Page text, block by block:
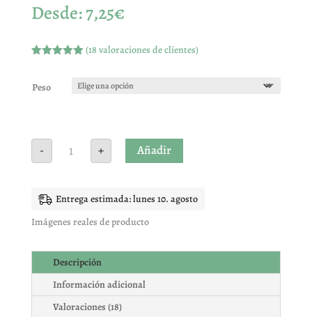
Desde:7,25€
5 en base
a
(18 valoraciones de clientes)
Peso
-
Lacasitos
cantidad + Añadir
Entrega estimada: lunes 10. agosto
Imágenes reales de producto
Descripción
Información adicional
Valoraciones (18)